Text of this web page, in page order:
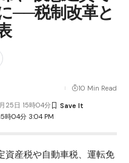
──税制改革と
時04分 3:04 PM
25日 15時04分
10 Min Read
資産税や自動車税、運転免